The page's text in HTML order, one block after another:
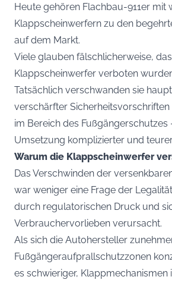
Heute gehören Flachbau-911er mit
Klappscheinwerfern zu den
auf dem Markt.
Viele glauben fälschlicherweise,
Klappscheinwerfer verboten
Tatsächlich verschwanden sie
verschärfter
im Bereich des Fußgängerschutzes
Umsetzung komplizierter und
Warum die Klappscheinwerfer
Das Verschwinden der
war weniger eine Frage der
durch regulatorischen Druck und
Verbrauchervorlieben verursacht.
Als sich die Autohersteller
Fußgängeraufprallschutzzonen
es schwieriger, Klappmechanismen